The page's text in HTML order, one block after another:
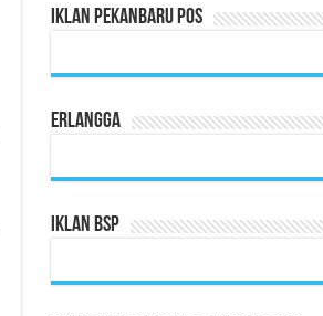
Iklan Pekanbaru Pos
Erlangga
Iklan BSP